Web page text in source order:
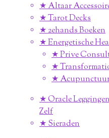
★ Altaar
★ Tarot Decks
★ 2ehands Boeken
★ Energetische
★ Prive
★
★
★ Oracle
Zelf
★ Sieraden